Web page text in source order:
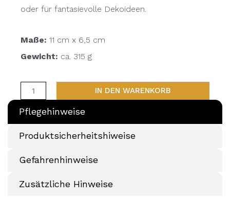
oder für fantasievolle Dekoideen.
Maße: 11 cm x 6,5 cm
Gewicht: ca. 315 g
IN DEN WARENKORB
Pflegehinweise
Produktsicherheitshiweise
Gefahrenhinweise
Zusätzliche Hinweise